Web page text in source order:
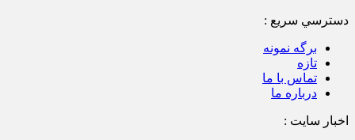
دسترسي سريع :
برگه نمونه
تازه
تماس با ما
درباره ما
اخبار سایت :